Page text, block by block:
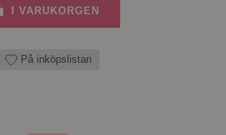
I VARUKORGEN
På inköpslistan